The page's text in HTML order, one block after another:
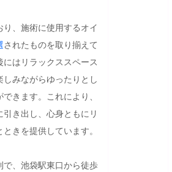
り、施術に使用するオイ
されたものを取り揃えて
はリラックススペース
みながらゆったりとし
きます。これにより、
き出し、心身ともにリ
きを提供しています。
で、池袋駅東口から徒歩